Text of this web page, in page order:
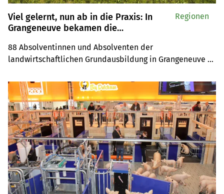
Viel gelernt, nun ab in die Praxis: In
Grangeneuve bekamen die
Diplome
88 Absolventinnen und Absolventen der
landwirtschaftlichen Grundausbildung in Grangeneuve
Berufsattest erhalten. An der Schlussfeier wurden sie
ermutigt, ihr Wissen in die Praxis zu tragen – und sich
auch künftig weiterzubilden.
Regionen